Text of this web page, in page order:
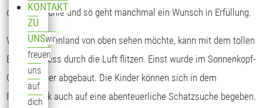
KONTAKT
ZU
UNSwir
freuen
uns
auf
dich
der Bärenhöhle und so geht manchmal ein Wunsch in Erfüllung.
Wer das Bärenland von oben sehen möchte, kann mit dem tollen
Bären-Express durch die Luft flitzen. Einst wurde im Sonnenkopf-
Gebiet Silber abgebaut. Die Kinder können sich in dem
Freizeitpark auch auf eine abenteuerliche Schatzsuche begeben.